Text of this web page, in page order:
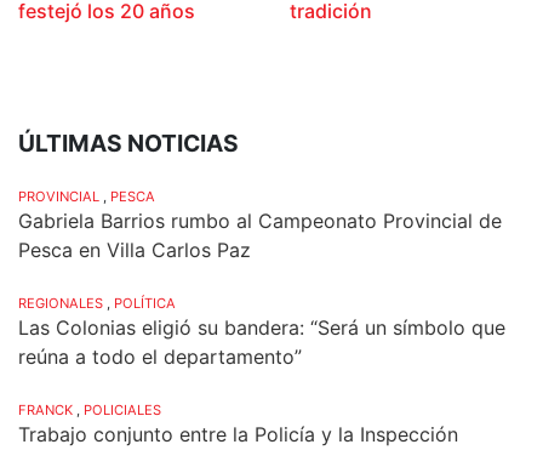
festejó los 20 años tradición
ÚLTIMAS NOTICIAS
PROVINCIAL , PESCA
Gabriela Barrios rumbo al Campeonato Provincial de
Pesca en Villa Carlos Paz
REGIONALES , POLÍTICA
Las Colonias eligió su bandera: “Será un símbolo que
reúna a todo el departamento”
FRANCK , POLICIALES
Trabajo conjunto entre la Policía y la Inspección